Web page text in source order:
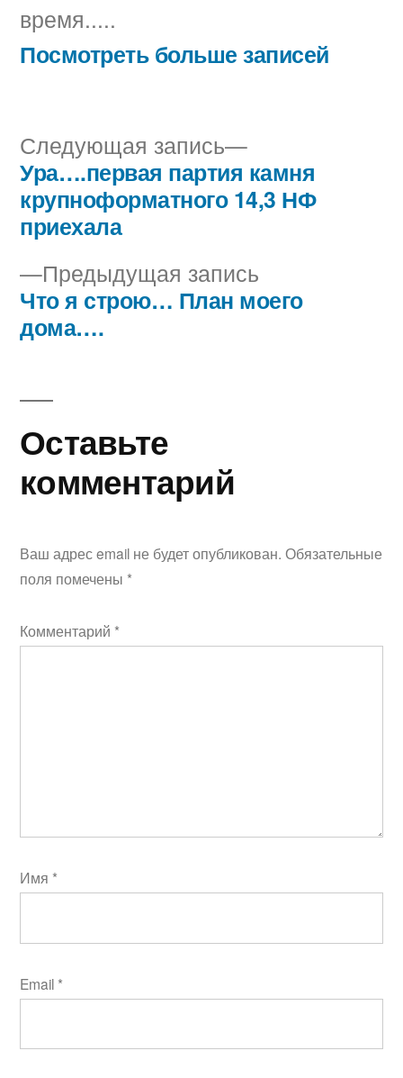
время.....
Посмотреть больше записей
Навигация
по
записям
Предыдущая запись
запись:
Что я строю… План моего
дома….
Следующая запись
Следующая
запись:
Ура….первая партия камня
крупноформатного 14,3 НФ
приехала
Оставьте
комментарий
Ваш адрес email не будет опубликован. Обязательные
поля помечены *
Комментарий *
Имя *
Email *